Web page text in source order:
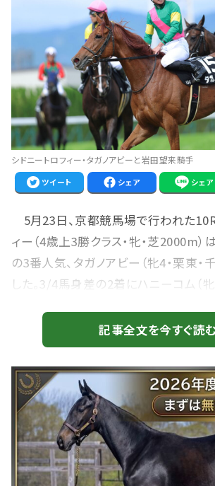
シドニートロフィー・タガノアビーと岩田望来騎手
ツイート シェア シェア
5月23日、京都競馬場で行われた10R
ィー（4歳上3勝クラス・牝・芝2000m）
の3番人気、タガノアビー（牝4・栗東・
した。3/4馬身差の2着にハニーコム（
た。勝ちタイムは1:59.4（良）。 1番
乗、リンクスティップ（牝4・栗東・西村
気で松山弘平騎乗、ラブリージャブリー
正義）は16着敗退。 馬群割って豪快
来騎乗...
記事全文を今すぐ読